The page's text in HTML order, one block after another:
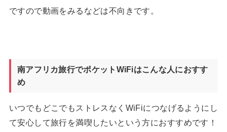
ですので動画をみるなどは不向きです。
南アフリカ旅行でポケットWiFiはこんな人におすす
め
いつでもどこでもストレスなくWiFiにつなげるようにし
て安心して旅行を満喫したいという方におすすめです！